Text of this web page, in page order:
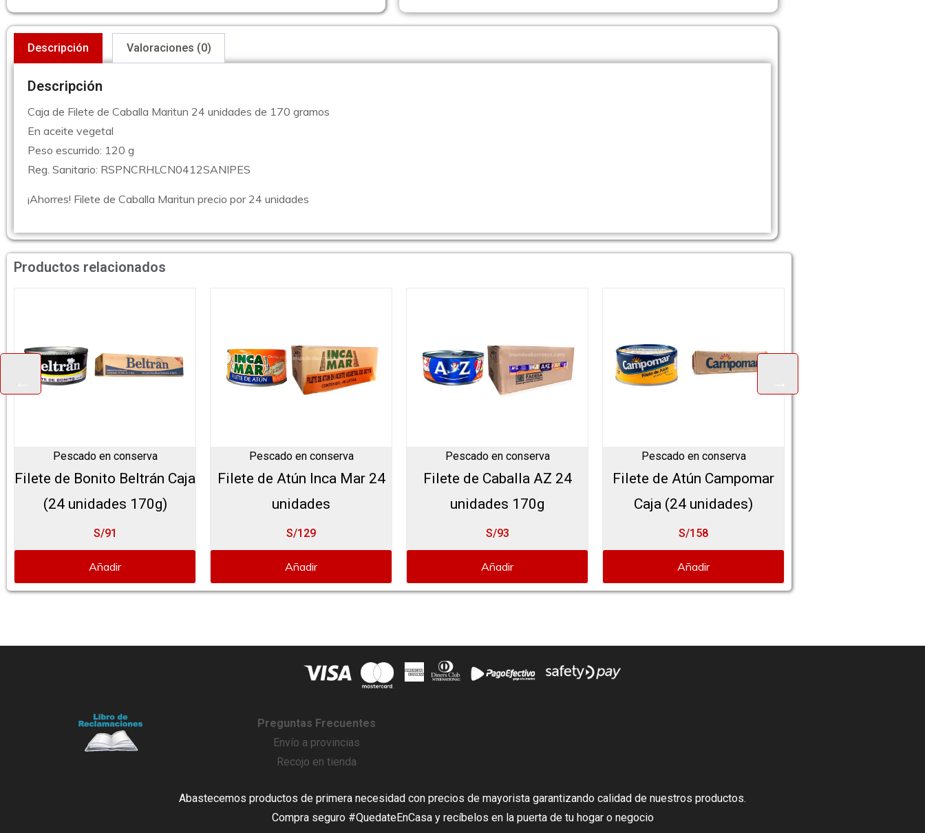
Descripción Valoraciones (0)
Descripción
Caja de Filete de Caballa Maritun 24 unidades de 170 gramos
En aceite vegetal
Peso escurrido: 120 g
Reg. Sanitario: RSPNCRHLCN0412SANIPES
¡Ahorres! Filete de Caballa Maritun precio por 24 unidades
Productos relacionados
Pescado en conserva
Filete de Bonito Beltrán Caja
(24 unidades 170g)
S/91
Añadir
Pescado en conserva
Filete de Atún Inca Mar 24
unidades
S/129
Añadir
Pescado en conserva
Filete de Caballa AZ 24
unidades 170g
S/93
Añadir
Pescado en conserva
Filete de Atún Campomar
Caja (24 unidades)
S/158
Añadir
Preguntas Frecuentes
Envío a provincias
Recojo en tienda
Abastecemos productos de primera necesidad con precios de mayorista garantizando calidad de nuestros productos.
Compra seguro #QuedateEnCasa y recíbelos en la puerta de tu hogar o negocio